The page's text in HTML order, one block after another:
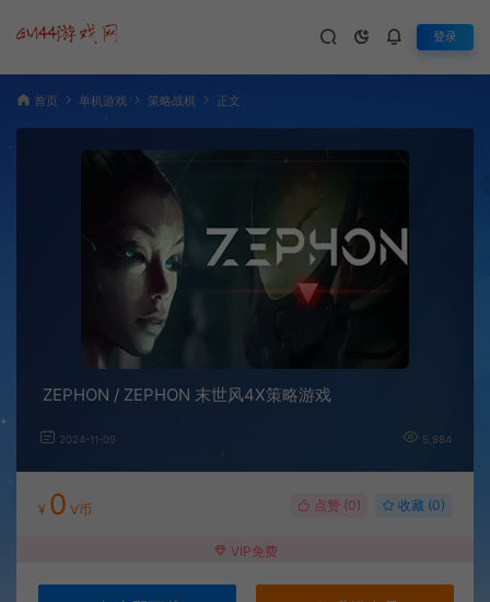
登录
首页 单机游戏 策略战棋 正文
ZEPHON / ZEPHON 末世风4X策略游戏
2024-11-09 5,984
¥ 0 V币 点赞 (0) 收藏 (0)
VIP免费